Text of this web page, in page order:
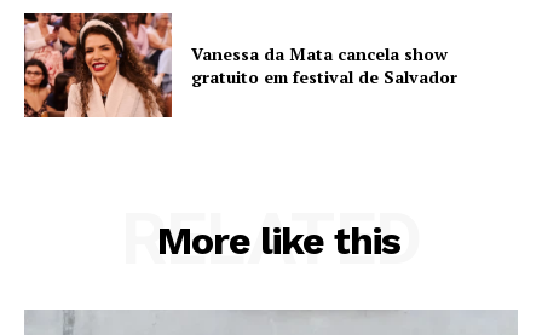
Vanessa da Mata cancela show
gratuito em festival de Salvador
More like this
RELATED